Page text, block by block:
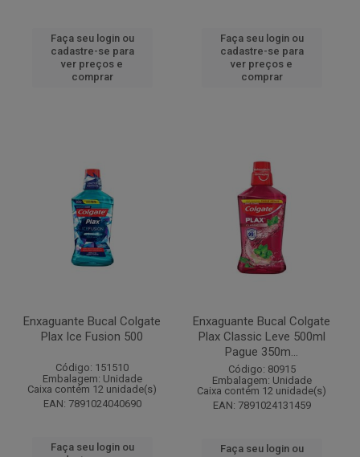
Faça seu login ou
cadastre-se para
ver preços e
comprar
Faça seu login ou
cadastre-se para
ver preços e
comprar
Enxaguante Bucal Colgate
Plax Ice Fusion 500
Código: 151510
Embalagem: Unidade
Caixa contém 12 unidade(s)
EAN: 7891024040690
Faça seu login ou
Enxaguante Bucal Colgate
Plax Classic Leve 500ml
Pague 350m...
Código: 80915
Embalagem: Unidade
Caixa contém 12 unidade(s)
EAN: 7891024131459
Faça seu login ou